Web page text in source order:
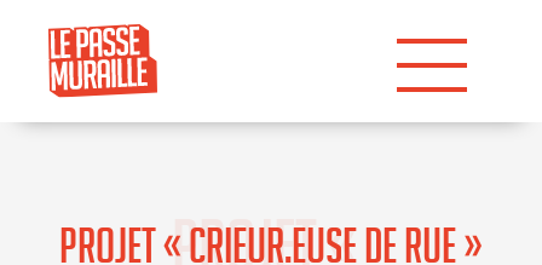
Projet «
Projet « Crieur.euse de rue »